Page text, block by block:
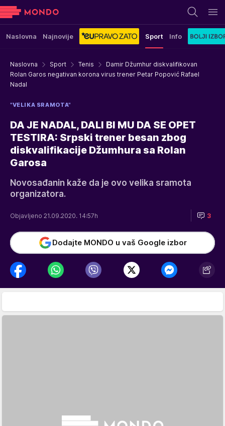
Naslovna Najnovije Sport Info
Naslovna Sport Tenis
Damir Džumhur diskvalifikovan
Rolan Garos negativan korona virus trener Petar Popović Rafael
Nadal
"VELIKA SRAMOTA"
DA JE NADAL, DALI BI MU DA SE OPET
TESTIRA: Srpski trener besan zbog
diskvalifikacije Džumhura sa Rolan
Garosa
Novosađanin kaže da je ovo velika sramota
organizatora.
Objavljeno 21.09.2020. 14:57h 3
Dodajte MONDO u vaš Google izbor